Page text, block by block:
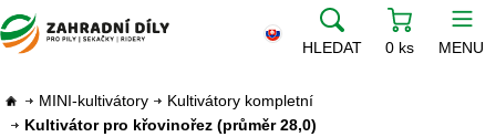
HLEDAT 0 ks MENU
MINI-kultivátory
Kultivátory kompletní
Kultivátor pro křovinořez (průměr 28,0)